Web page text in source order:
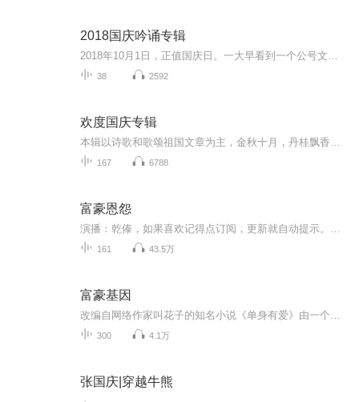
2018国庆吟诵专辑
38 2592
欢度国庆专辑
167 6788
富豪恩怨
161 43.5万
富豪基因
300 4.1万
张国庆|穿越牛熊